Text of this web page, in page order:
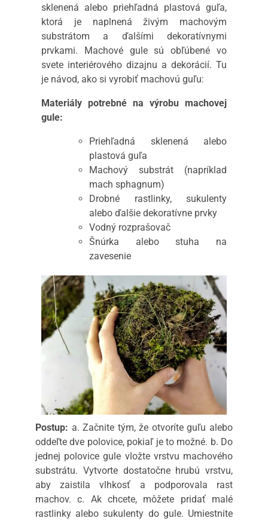
sklenená alebo priehľadná plastová guľa,
ktorá je naplnená živým machovým
substrátom a ďalšími dekoratívnymi
prvkami. Machové gule sú obľúbené vo
svete interiérového dizajnu a dekorácií. Tu
je návod, ako si vyrobiť machovú guľu:
Materiály potrebné na výrobu machovej
gule:
Priehľadná sklenená alebo
plastová guľa
Machový substrát (napríklad
mach sphagnum)
Drobné rastlinky, sukulenty
alebo ďalšie dekoratívne prvky
Vodný rozprašovač
Šnúrka alebo stuha na
zavesenie
Postup: a. Začnite tým, že otvoríte guľu alebo
oddeľte dve polovice, pokiaľ je to možné. b. Do
jednej polovice gule vložte vrstvu machového
substrátu. Vytvorte dostatočne hrubú vrstvu,
aby zaistila vlhkosť a podporovala rast
machov. c. Ak chcete, môžete pridať malé
rastlinky alebo sukulenty do gule. Umiestnite